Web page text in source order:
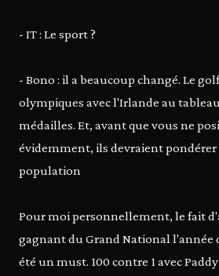
- IT : Le sport ?
- Bono : il a beaucoup changé. Le
olympiques avec l'Irlande au
médailles. Et, avant que vous ne
évidemment, ils devraient
population
Pour moi personnellement, le fait
gagnant du Grand National l'année
été un must. 100 contre 1 avec